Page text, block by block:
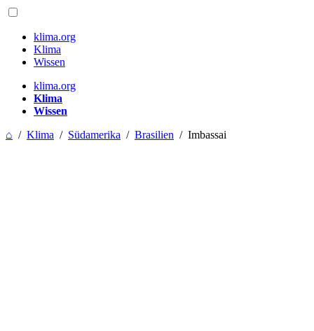
klima.org
Klima
Wissen
klima.org
Klima
Wissen
⌂ / Klima / Südamerika / Brasilien / Imbassai